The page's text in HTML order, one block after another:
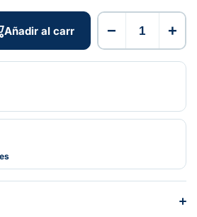
Añadir al carrito − +